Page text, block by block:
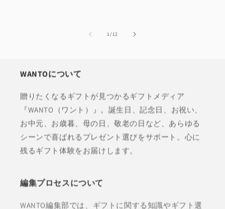
1/の
12
WANTOについて
贈りたくなるギフトが見つかるギフトメディア
『WANTO（ワント）』。誕生日、記念日、お祝い、
お中元、お歳暮、母の日、敬老の日など、あらゆる
シーンで喜ばれるプレゼント選びをサポート。心に
残るギフト体験をお届けします。
編集プロセスについて
WANTO編集部では、ギフトに関する知識やギフト選